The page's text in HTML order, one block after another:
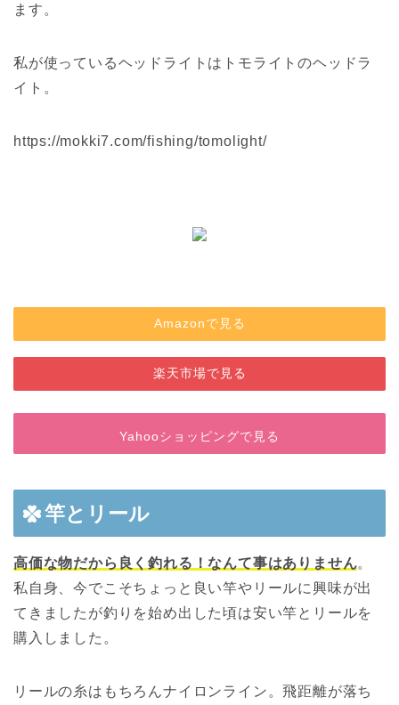
ます。
私が使っているヘッドライトはトモライトのヘッドラ
イト。
https://mokki7.com/fishing/tomolight/
Amazonで見る
楽天市場で見る
Yahooショッピングで見る
竿とリール
高価な物だから良く釣れる！なんて事はありません。
私自身、今でこそちょっと良い竿やリールに興味が出
てきましたが釣りを始め出した頃は安い竿とリールを
購入しました。
リールの糸はもちろんナイロンライン。飛距離が落ち